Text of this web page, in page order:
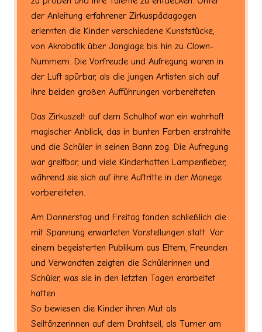
der Anleitung erfahrener Zirkuspädagogen
erlernten die Kinder verschiedene Kunststücke,
von Akrobatik über Jonglage bis hin zu Clown-
Nummern. Die Vorfreude und Aufregung waren in
der Luft spürbar, als die jungen Artisten sich auf
ihre beiden großen Aufführungen vorbereiteten
Das Zirkuszelt auf dem Schulhof war ein wahrhaft
magischer Anblick, das in bunten Farben erstrahlte
und die Schüler in seinen Bann zog. Die Aufregung
war greifbar, und viele Kinderhatten Lampenfieber,
während sie sich auf ihre Auftritte in der Manege
vorbereiteten.
Am Donnerstag und Freitag fanden schließlich die
mit Spannung erwarteten Vorstellungen statt. Vor
einem begeisterten Publikum aus Eltern, Freunden
und Verwandten zeigten die Schülerinnen und
Schüler, was sie in den letzten Tagen erarbeitet
hatten.
So bewiesen die Kinder ihren Mut als
Seiltänzerinnen auf dem Drahtseil, als Turner am